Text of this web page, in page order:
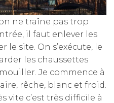
ne traîne pas trop
il faut enlever les
le site. On s’exécute, le
les chaussettes
Je commence à
rêche, blanc et froid.
vite c’est très difficile à